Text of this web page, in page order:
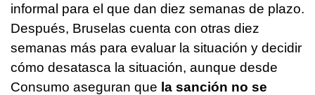
informal para el que dan diez semanas de plazo.
Después, Bruselas cuenta con otras diez
semanas más para evaluar la situación y decidir
cómo desatasca la situación, aunque desde
Consumo aseguran que la sanción no se